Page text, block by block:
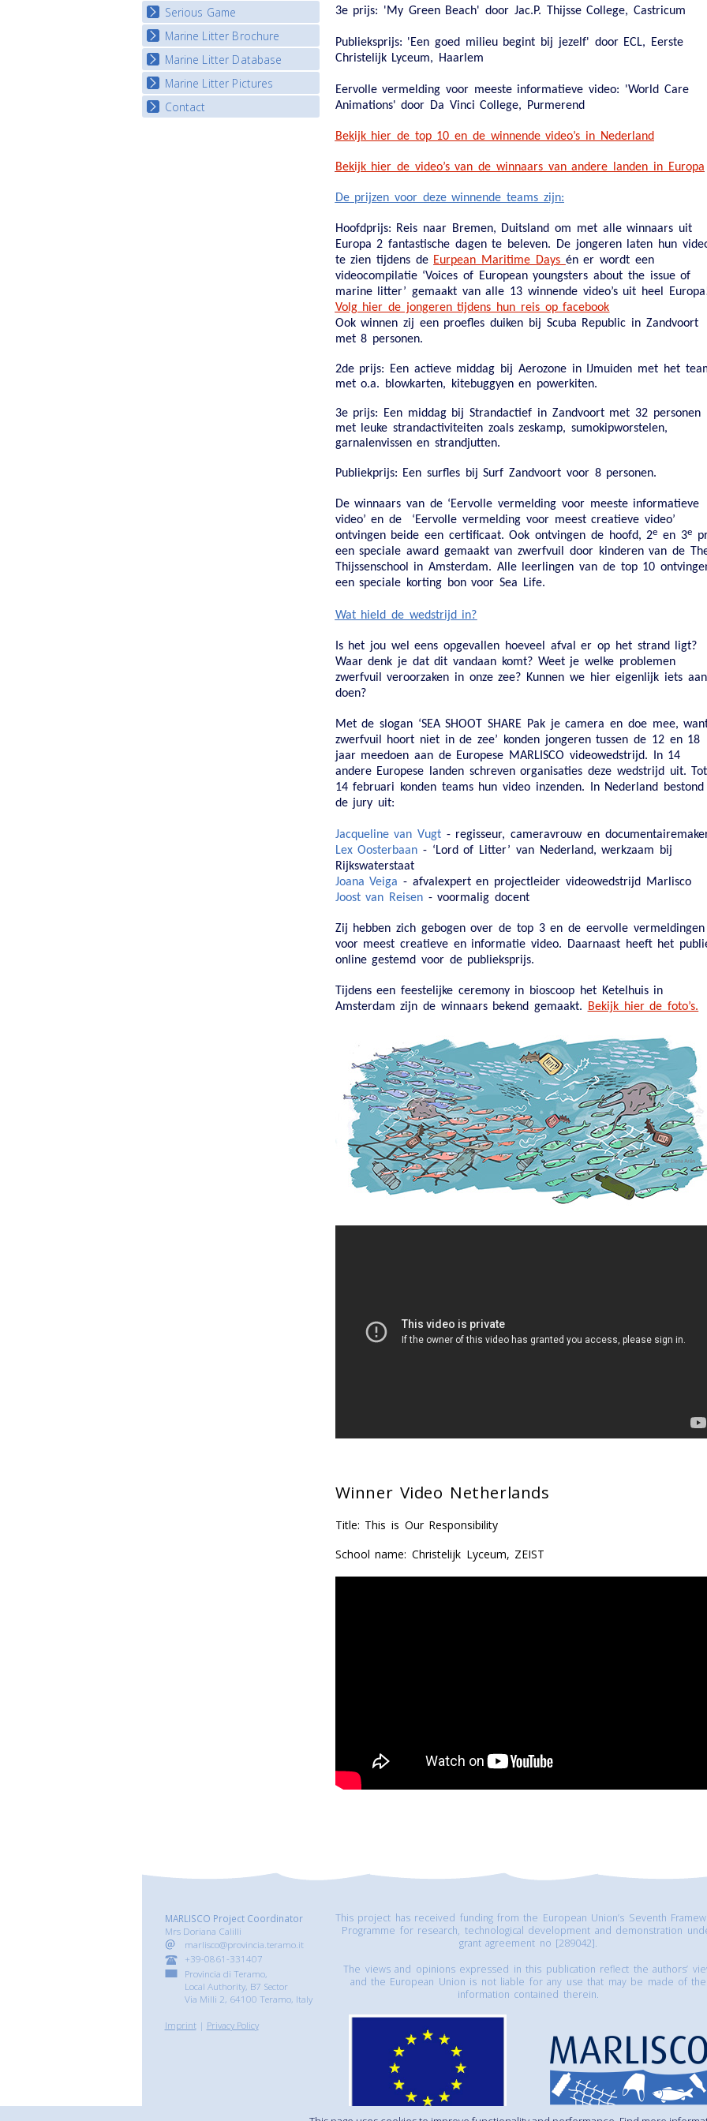
Watch Troubled Waters
Serious Game
Start the game
Marine Litter Brochure
Marine Litter Database
Marine Litter Pictures
Contact
3e prijs: 'My Green Beach' door Jac.P. Thijsse College, Castricum
Publieksprijs: 'Een goed milieu begint bij jezelf' door ECL, Eerste
Christelijk Lyceum, Haarlem
Eervolle vermelding voor meeste informatieve video: 'World Care
Animations' door Da Vinci College, Purmerend
Bekijk hier de top 10 en de winnende video’s in Nederland
Bekijk hier de video’s van de winnaars van andere landen in Europa
De prijzen voor deze winnende teams zijn:
Hoofdprijs: Reis naar Bremen, Duitsland om met alle winnaars uit
Europa 2 fantastische dagen te beleven. De jongeren laten hun
te zien tijdens de Eurpean Maritime Days én er wordt een
videocompilatie ‘Voices of European youngsters about the issue of
marine litter’ gemaakt van alle 13 winnende video’s uit heel
Volg hier de jongeren tijdens hun reis op facebook
Ook winnen zij een proefles duiken bij Scuba Republic in Zandvoort
met 8 personen.
2de prijs:
Een actieve middag bij Aerozone in IJmuiden met het
met o.a. blowkarten, kitebuggyen en powerkiten.
3e prijs:
Een middag bij Strandactief in Zandvoort met 32 personen
met leuke strandactiviteiten zoals zeskamp, sumokipworstelen,
garnalenvissen en strandjutten.
Publiekprijs: Een surfles bij Surf Zandvoort voor 8 personen.
De winnaars van de ‘Eervolle vermelding voor meeste informatieve
video’ en de ‘Eervolle vermelding voor meest creatieve video’
ontvingen beide een certificaat. Ook ontvingen de hoofd, 2e en 3e
een speciale award gemaakt van zwerfvuil door kinderen van de
Thijssenschool in Amsterdam. Alle leerlingen van de top 10
een speciale korting bon voor Sea Life.
Wat hield de wedstrijd in?
Is het jou wel eens opgevallen hoeveel afval er op het strand ligt?
Waar denk je dat dit vandaan komt? Weet je welke problemen
zwerfvuil veroorzaken in onze zee? Kunnen we hier eigenlijk iets aan
doen?
Met de slogan ‘SEA SHOOT SHARE Pak je camera en doe mee,
zwerfvuil hoort niet in de zee’ konden jongeren tussen de 12 en 18
jaar meedoen aan de Europese MARLISCO videowedstrijd. In 14
andere Europese landen schreven organisaties deze wedstrijd uit. Tot
14 februari konden teams hun video inzenden. In Nederland bestond
de jury uit:
Jacqueline van Vugt- regisseur, cameravrouw en
Lex Oosterbaan - ‘Lord of Litter’ van Nederland, werkzaam bij
Rijkswaterstaat
Joana Veiga - afvalexpert en projectleider videowedstrijd Marlisco
Joost van Reisen- voormalig docent
Zij hebben zich gebogen over de top 3 en de eervolle vermeldingen
voor meest creatieve en informatie video. Daarnaast heeft het
online gestemd voor de publieksprijs.
Tijdens een feestelijke ceremony in bioscoop het Ketelhuis in
Amsterdam zijn de winnaars bekend gemaakt.
Bekijk hier de foto’s.
Winner Video Netherlands
Title: This is Our Responsibility
School name: Christelijk Lyceum, ZEIST
MARLISCO Project Coordinator
Mrs Doriana Calilli
marlisco@provincia.teramo.it
+39-0861-331407
Provincia di Teramo,
Local Authority, B7 Sector
Via Milli 2, 64100 Teramo, Italy
Imprint| Privacy Policy
This project has received funding from the European Union’s Seventh
Programme for research, technological development and demonstration
grant agreement no [289042].
The views and opinions expressed in this publication reflect the authors’
and the European Union is not liable for any use that may be made of the
information contained therein.